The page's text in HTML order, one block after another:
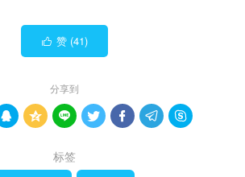
 赞 (41)
分享到
      
标签